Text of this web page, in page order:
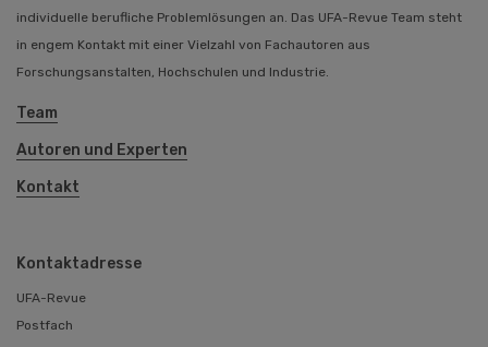
individuelle berufliche Problemlösungen an. Das UFA-Revue Team steht
in engem Kontakt mit einer Vielzahl von Fachautoren aus
Forschungsanstalten, Hochschulen und Industrie.
Team
Autoren und Experten
Kontakt
Kontaktadresse
UFA-Revue
Postfach